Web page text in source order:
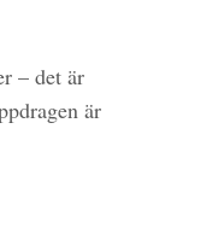
– det är
är